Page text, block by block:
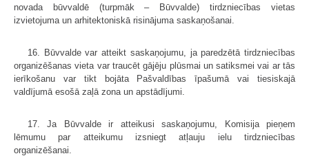
novada būvvaldē (turpmāk – Būvvalde) tirdzniecības vietas
izvietojuma un arhitektoniskā risinājuma saskaņošanai.
16. Būvvalde var atteikt saskaņojumu, ja paredzētā tirdzniecības
organizēšanas vieta var traucēt gājēju plūsmai un satiksmei vai ar tās
ierīkošanu var tikt bojāta Pašvaldības īpašumā vai tiesiskajā
valdījumā esošā zaļā zona un apstādījumi.
17. Ja Būvvalde ir atteikusi saskaņojumu, Komisija pieņem
lēmumu par atteikumu izsniegt atļauju ielu tirdzniecības
organizēšanai.